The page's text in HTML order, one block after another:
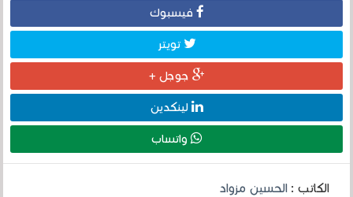
فيسبوك
تويتر
جوجل +
لينكدين
واتساب
الكاتب :الحسين مزواد